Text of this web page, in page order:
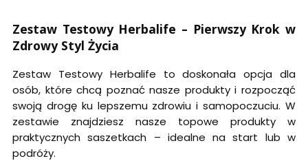
Zestaw Testowy Herbalife – Pierwszy Krok w
Zdrowy Styl Życia
Zestaw Testowy Herbalife to doskonała opcja dla
osób, które chcą poznać nasze produkty i rozpocząć
swoją drogę ku lepszemu zdrowiu i samopoczuciu. W
zestawie znajdziesz nasze topowe produkty w
praktycznych saszetkach – idealne na start lub w
podróży.